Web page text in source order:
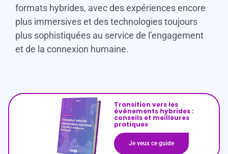
formats hybrides, avec des expériences encore
plus immersives et des technologies toujours
plus sophistiquées au service de l’engagement
et de la connexion humaine.
Transition vers les
événements hybrides :
conseils et meilleures
pratiques
Je veux ce guide